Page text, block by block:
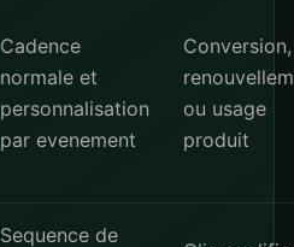
Cadence
normale et
personnalisation
par evenement
Conversion,
ou usage
produit
Sequence de